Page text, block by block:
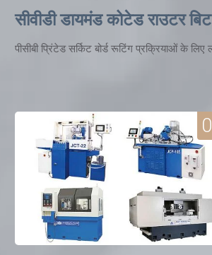
सीवीडी डायमंड कोटेड राउटर बिट
पीसीबी प्रिंटेड सर्किट बोर्ड रूटिंग प्रक्रियाओं के लिए